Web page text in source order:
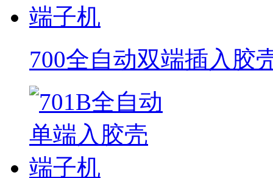
700全自动双端插入胶